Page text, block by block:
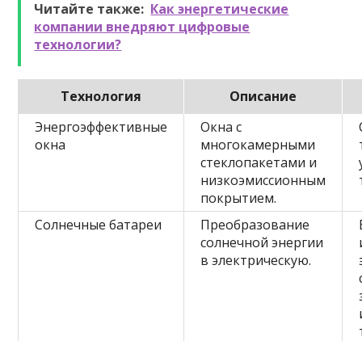
Читайте также: Как энергетические
компании внедряют цифровые
технологии?
Технология
Описание
Энергоэффективные
окна
Окна с
многокамерными
стеклопакетами и
низкоэмиссионным
покрытием.
Солнечные батареи
Преобразование
солнечной энергии
в электрическую.